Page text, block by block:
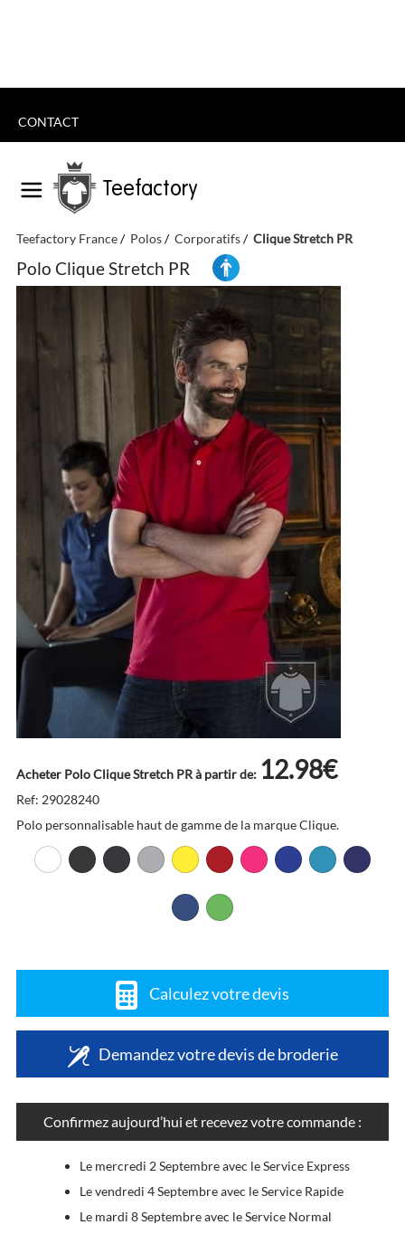
CONTACT
Teefactory
Teefactory France Polos Corporatifs Clique Stretch PR
Polo Clique Stretch PR
Acheter Polo Clique Stretch PR à partir de: 12.98€
Ref: 29028240
Polo personnalisable haut de gamme de la marque Clique.
Calculez votre devis
Demandez votre devis de broderie
Confirmez aujourd’hui et recevez votre commande :
Le mercredi 2 Septembre avec le Service Express
Le vendredi 4 Septembre avec le Service Rapide
Le mardi 8 Septembre avec le Service Normal